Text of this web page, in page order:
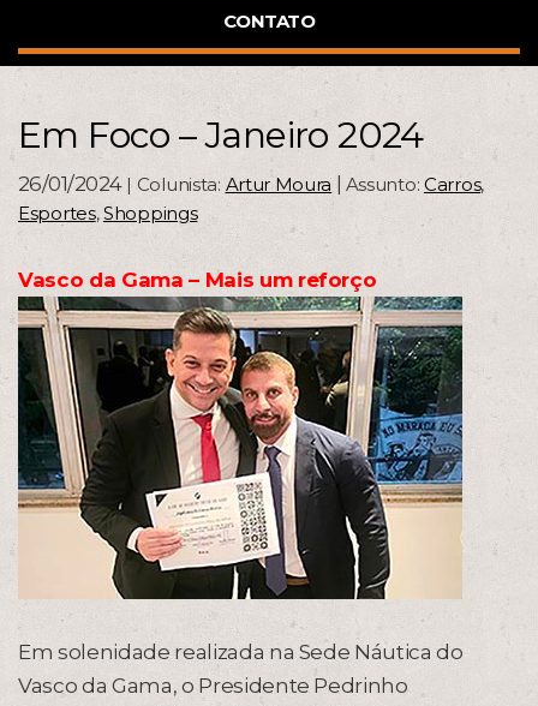
CONTATO
Em Foco – Janeiro 2024
26/01/2024 | Colunista: Artur Moura Assunto: Carros,
Esportes,Shoppings
Vasco da Gama – Mais um reforço
Em solenidade realizada na Sede Náutica do
Vasco da Gama, o Presidente Pedrinho